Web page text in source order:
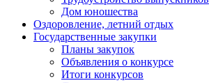
Дом юношества
Оздоровление, летний отдых
Государственные закупки
Планы закупок
Объявления о конкурсе
Итоги конкурсов